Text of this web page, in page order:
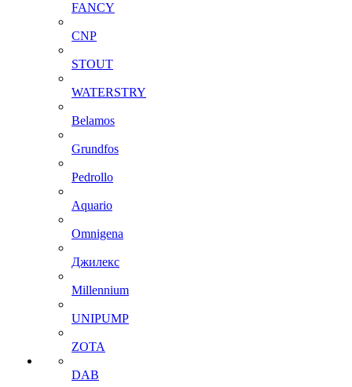
FANCY
CNP
STOUT
WATERSTRY
Belamos
Grundfos
Pedrollo
Aquario
Omnigena
Джилекс
Millennium
UNIPUMP
ZOTA
DAB